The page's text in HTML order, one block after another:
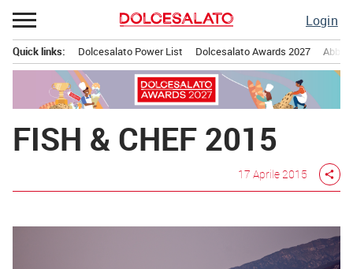
Passa
al
contenuto
Login
principale
Quick links: Dolcesalato Power List Dolcesalato Awards 2027
FISH & CHEF 2015
17 Aprile 2015 share